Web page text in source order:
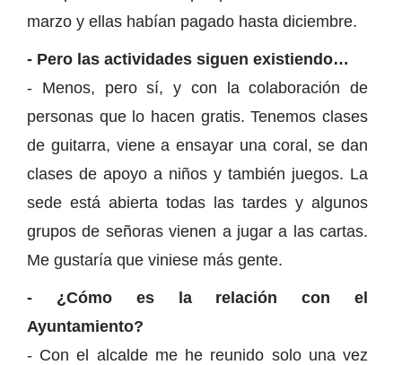
marzo y ellas habían pagado hasta diciembre.
- Pero las actividades siguen existiendo…
- Menos, pero sí, y con la colaboración de
personas que lo hacen gratis. Tenemos clases
de guitarra, viene a ensayar una coral, se dan
clases de apoyo a niños y también juegos. La
sede está abierta todas las tardes y algunos
grupos de señoras vienen a jugar a las cartas.
Me gustaría que viniese más gente.
- ¿Cómo es la relación con el
Ayuntamiento?
- Con el alcalde me he reunido solo una vez